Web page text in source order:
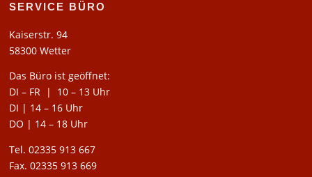
SERVICE BÜRO
Kaiserstr. 94
58300 Wetter
Das Büro ist geöffnet:
DI – FR | 10 – 13 Uhr
DI | 14 – 16 Uhr
DO | 14 – 18 Uhr
Tel. 02335 913 667
Fax. 02335 913 669